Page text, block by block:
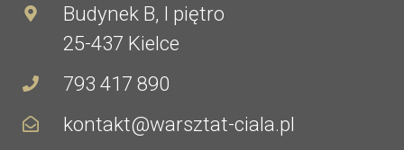
Budynek B, I piętro
25-437 Kielce
793 417 890
kontakt@warsztat-ciala.pl